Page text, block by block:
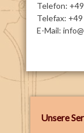
Telefon:
Telefax:
E-Mail:
Unsere